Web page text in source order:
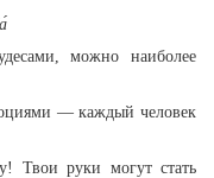
можно наиболее
— каждый человек
Твои руки могут стать